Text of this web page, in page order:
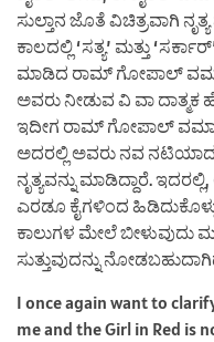
ಸುಲ್ತಾನ ಜೊತೆ ವಿಚಿತ್ರವಾಗಿ
ಕಾಲದಲ್ಲಿ ‘ಸತ್ಯ’ ಮತ್ತು
ಮಾಡಿದ ರಾಮ್ ಗೋಪಾಲ್
ಅವರು ನೀಡುವ ವಿ ವಾ ದಾತ್ಮಕ
ಇದೀಗ ರಾಮ್ ಗೋಪಾಲ್
ಅದರಲ್ಲಿ ಅವರು ನವ ನಟಿಯಾದ
ನೃತ್ಯವನ್ನು ಮಾಡಿದ್ದಾರೆ.
ಎರಡೂ ಕೈಗಳಿಂದ
ಕಾಲುಗಳ ಮೇಲೆ ಬೀಳುವುದು
ಸುತ್ತುವುದನ್ನು
I once again want to
me and the Girl in Red is